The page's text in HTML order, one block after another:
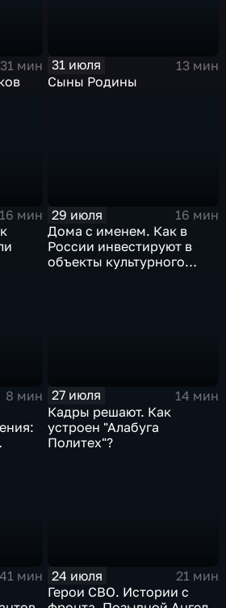
31 мин
31 июля
13 мин
Сыны Родины
16 мин
29 июля
16 мин
Дома с именем. Как в
России инвестируют в
объекты культурного
8 мин
27 июля
14 мин
Кадры решают. Как
устроен "Алабуга
Политех"?
41 мин
24 июля
21 мин
Герои СВО. Истории с